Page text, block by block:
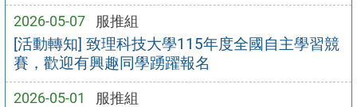
2026-05-07 服推組
[活動轉知] 致理科技大學115年度全國自主學習競
賽，歡迎有興趣同學踴躍報名
2026-05-01 服推組